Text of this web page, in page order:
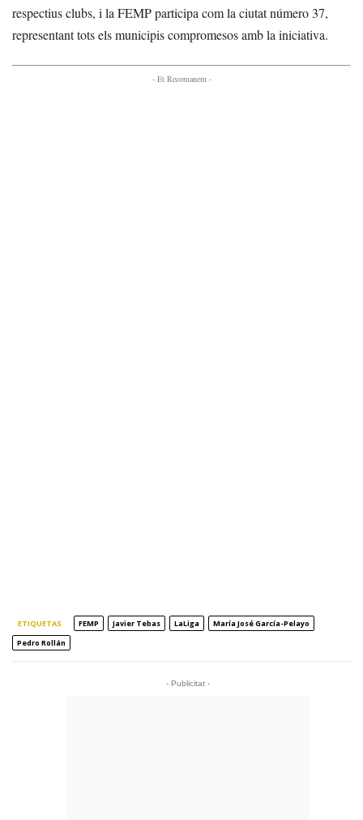
respectius clubs, i la FEMP participa com la ciutat número 37,
representant tots els municipis compromesos amb la iniciativa.
- Et Recomanem -
ETIQUETAS FEMP Javier Tebas LaLiga
María José García-Pelayo
Pedro Rollán
- Publicitat -